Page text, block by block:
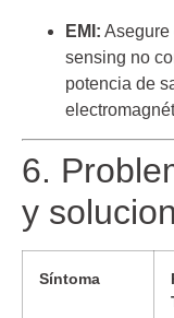
EMI: Asegure
sensing no
potencia de
6.
y
Síntoma